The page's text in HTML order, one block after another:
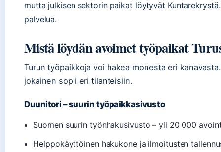
mutta julkisen sektorin paikat löytyvät
palvelua.
Mistä löydän avoimet työpaikat
Turun työpaikkoja voi hakea monesta eri
jokainen sopii eri tilanteisiin.
Duunitori – suurin työpaikkasivusto
Suomen suurin työnhakusivusto – yli 20 000
Helppokäyttöinen hakukone ja ilmoitusten